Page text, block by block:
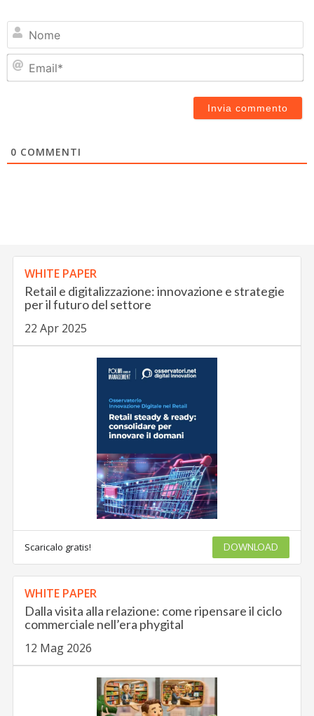
0 COMMENTI
WHITE PAPER
Retail e digitalizzazione: innovazione e strategie
per il futuro del settore
22 Apr 2025
Scaricalo gratis! DOWNLOAD
WHITE PAPER
Dalla visita alla relazione: come ripensare il ciclo
commerciale nell’era phygital
12 Mag 2026